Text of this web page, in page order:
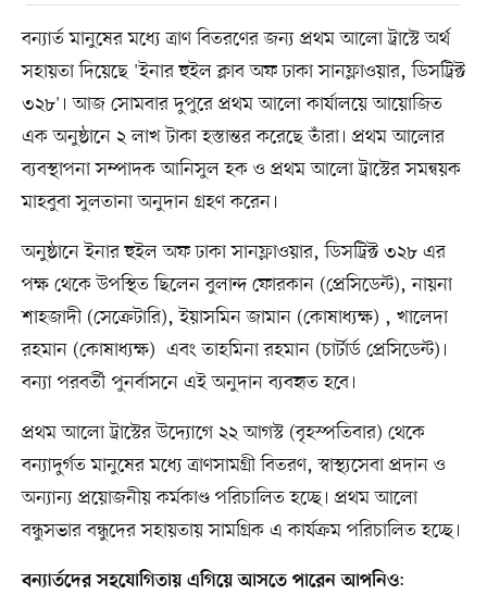
বন্যার্ত মানুষের মধ্যে ত্রাণ বিতরণের জন্য প্রথম আলো ট্রাস্টে অর্থ
সহায়তা দিয়েছে 'ইনার হুইল ক্লাব অফ ঢাকা সানফ্লাওয়ার, ডিসট্রিক্ট
৩২৮'। আজ সোমবার দুপুরে প্রথম আলো কার্যালয়ে আয়োজিত
এক অনুষ্ঠানে ২ লাখ টাকা হস্তান্তর করেছে তাঁরা। প্রথম আলোর
ব্যবস্থাপনা সম্পাদক আনিসুল হক ও প্রথম আলো ট্রাস্টের সমন্বয়ক
মাহবুবা সুলতানা অনুদান গ্রহণ করেন।
অনুষ্ঠানে ইনার হুইল অফ ঢাকা সানফ্লাওয়ার, ডিসট্রিক্ট ৩২৮ এর
পক্ষ থেকে উপস্থিত ছিলেন বুলান্দ ফোরকান (প্রেসিডেন্ট), নায়না
শাহজাদী (সেক্রেটারি), ইয়াসমিন জামান (কোষাধ্যক্ষ) , খালেদা
রহমান (কোষাধ্যক্ষ) এবং তাহমিনা রহমান (চার্টার্ড প্রেসিডেন্ট)।
বন্যা পরবর্তী পুনর্বাসনে এই অনুদান ব্যবহৃত হবে।
প্রথম আলো ট্রাস্টের উদ্যোগে ২২ আগস্ট (বৃহস্পতিবার) থেকে
বন্যাদুর্গত মানুষের মধ্যে ত্রাণসামগ্রী বিতরণ, স্বাস্থ্যসেবা প্রদান ও
অন্যান্য প্রয়োজনীয় কর্মকাণ্ড পরিচালিত হচ্ছে। প্রথম আলো
বন্ধুসভার বন্ধুদের সহায়তায় সামগ্রিক এ কার্যক্রম পরিচালিত হচ্ছে।
বন্যার্তদের সহযোগিতায় এগিয়ে আসতে পারেন আপনিও: